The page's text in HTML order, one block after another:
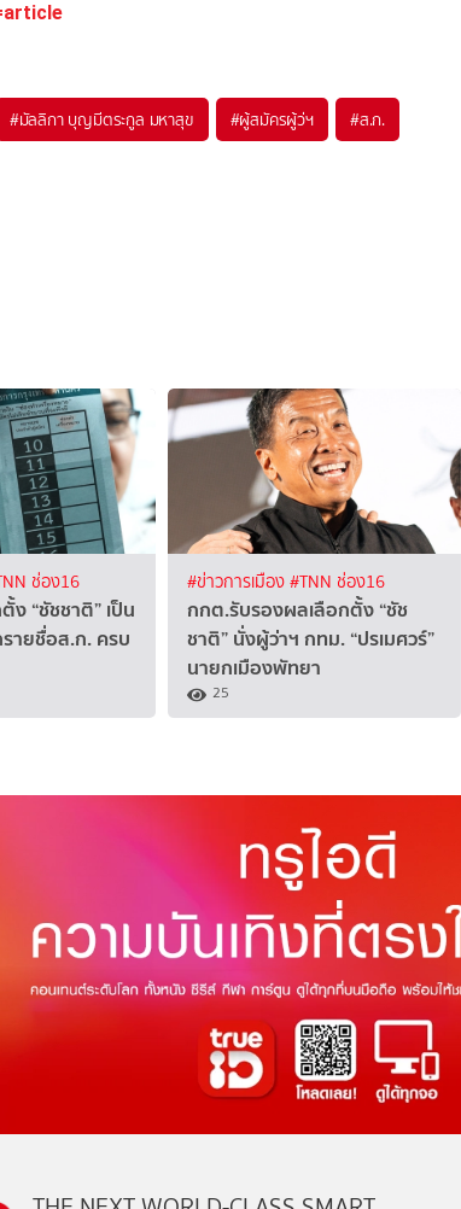
#มัลลิกา บุญมีตระกูล มหาสุข #ผู้สมัครผู้ว่ฯ #ส.ก.
ช่อง16
“ชัชชาติ” เป็น
ายชื่อส.ก. ครบ
#ข่าวการเมือง#TNN ช่อง16
กกต.รับรองผลเลือกตั้ง “ชัช
ชาติ” นั่งผู้ว่าฯ กทม. “ปรเมศวร์”
นายกเมืองพัทยา
25